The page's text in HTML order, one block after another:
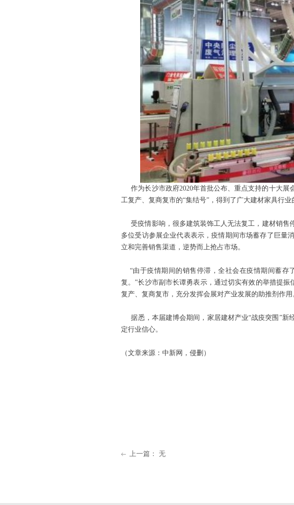
作为长沙市政府2020年首批公布、重点支持的十大展
工复产、复商复市的“集结号”，得到了广大建材家具行业
受疫情影响，很多建筑装饰工人无法复工，建材销售
多位受访参展企业代表表示，疫情期间市场蓄存了巨量
立和完善销售渠道，逆势而上抢占市场。
“由于疫情期间的销售停滞，全社会在疫情期间蓄存
复。”长沙市副市长谭勇表示，通过切实有效的举措提
复产、复商复市，充分发挥会展对产业发展的助推剂作用
据悉，本届建博会期间，家居建材产业“战疫突围”新
定行业信心。
（文章来源：中新网，侵删）
ꂃ 上一篇： 无